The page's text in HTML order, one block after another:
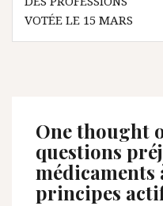
VOTÉE LE 15 MARS
One thought
questions
principes